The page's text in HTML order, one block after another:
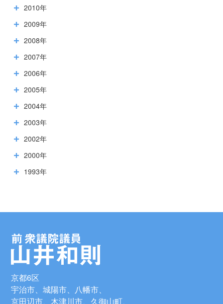
2010年
2009年
2008年
2007年
2006年
2005年
2004年
2003年
2002年
2000年
1993年
京都6区
宇治市、城陽市、八幡市、
京田辺市、木津川市、久御山町、